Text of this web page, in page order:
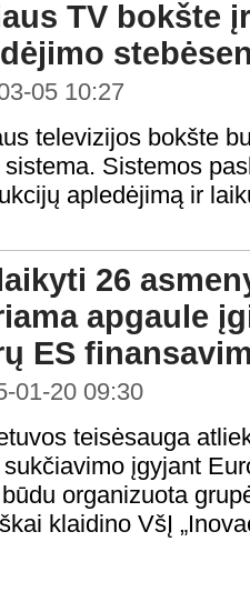
TV bokšte
05 10:27
televizijos bokšte
Sistemos
apledėjimą ir
26
apgaule
ES
01-20 09:30
teisėsauga
įgyjant
organizuota
klaidino VšĮ